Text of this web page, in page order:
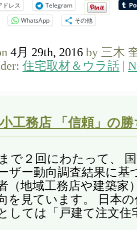
ドレス
Telegram
WhatsApp その他
4月 29th, 2016 by 三木
住宅取材＆ウラ話 |
工務店 「信頼」の
で２回にわたって、
ザー動向調査結果に基
（地域工務店や建築家
を見ています。 日本
しては「戸建て注文